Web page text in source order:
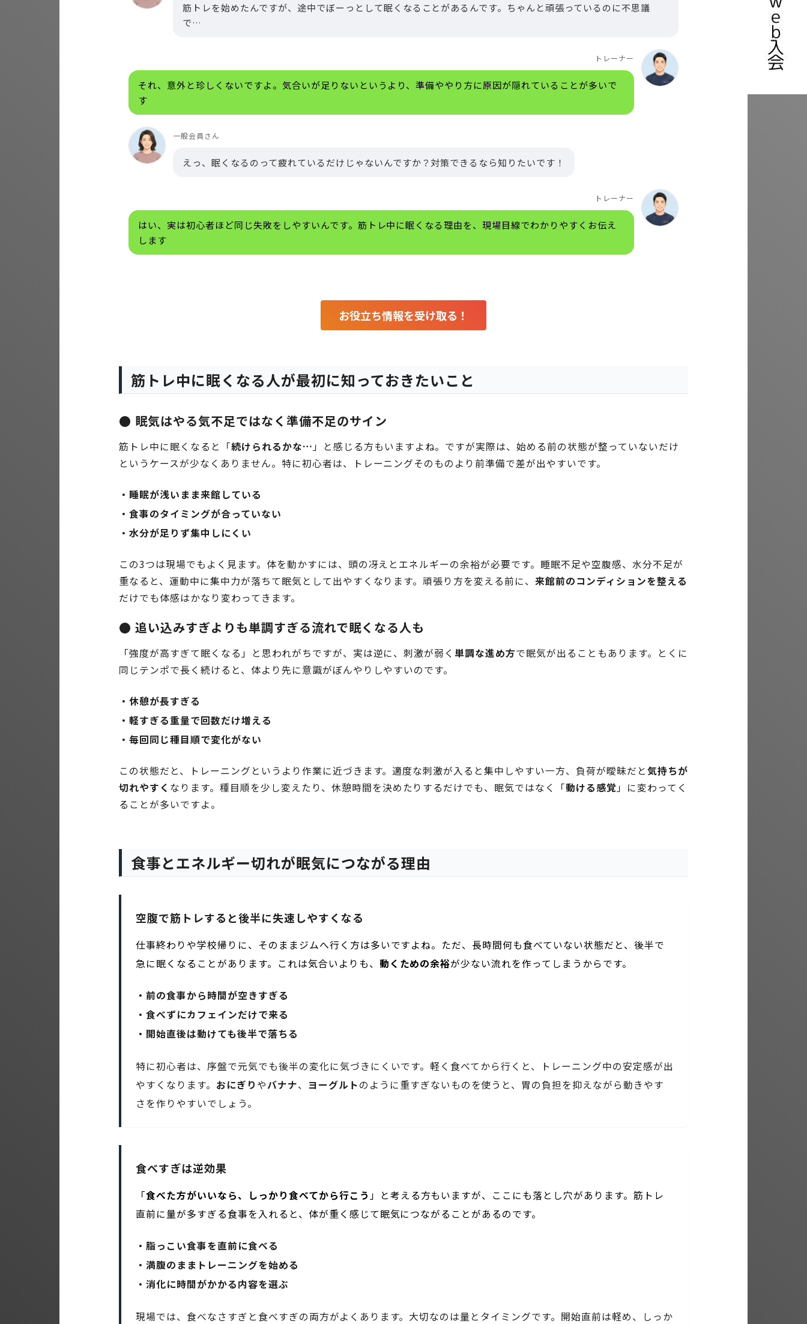
筋トレを始めたんですが、途中でぼーっとして眠くなることがあるんです。ちゃんと頑張っているのに不思議
で…
トレーナー
それ、意外と珍しくないですよ。気合いが足りないというより、準備ややり方に原因が隠れていることが多いで
す
一般会員さん
えっ、眠くなるのって疲れているだけじゃないんですか？対策できるなら知りたいです！
トレーナー
はい、実は初心者ほど同じ失敗をしやすいんです。筋トレ中に眠くなる理由を、現場目線でわかりやすくお伝え
します
お役立ち情報を受け取る！
筋トレ中に眠くなる人が最初に知っておきたいこと
● 眠気はやる気不足ではなく準備不足のサイン
筋トレ中に眠くなると「続けられるかな… 」と感じる方もいますよね。ですが実際は、始める前の状態が整っていないだけ
というケースが少なくありません。特に初心者は、トレーニングそのものより前準備で差が出やすいです。
・睡眠が浅いまま来館している
・食事のタイミングが合っていない
・水分が足りず集中しにくい
この3つは現場でもよく見ます。体を動かすには、頭の冴えとエネルギーの余裕が必要です。睡眠不足や空腹感、水分不足が
重なると、運動中に集中力が落ちて眠気として出やすくなります。頑張り方を変える前に、来館前のコンディションを整える
だけでも体感はかなり変わってきます。
● 追い込みすぎよりも単調すぎる流れで眠くなる人も
「強度が高すぎて眠くなる」と思われがちですが、実は逆に、刺激が弱く単調な進め方で眠気が出ることもあります。とくに
同じテンポで長く続けると、体より先に意識がぼんやりしやすいのです。
・休憩が長すぎる
・軽すぎる重量で回数だけ増える
・毎回同じ種目順で変化がない
この状態だと、トレーニングというより作業に近づきます。適度な刺激が入ると集中しやすい一方、負荷が曖昧だと気持ちが
切れやすく なります。種目順を少し変えたり、休憩時間を決めたりするだけでも、眠気ではなく「動ける感覚 」に変わってく
ることが多いですよ。
食事とエネルギー切れが眠気につながる理由
空腹で筋トレすると後半に失速しやすくなる
仕事終わりや学校帰りに、そのままジムへ行く方は多いですよね。ただ、長時間何も食べていない状態だと、後半で
急に眠くなることがあります。これは気合いよりも、 動くための余裕が少ない流れを作ってしまうからです。
・前の食事から時間が空きすぎる
・食べずにカフェインだけで来る
・開始直後は動けても後半で落ちる
特に初心者は、序盤で元気でも後半の変化に気づきにくいです。軽く食べてから行くと、トレーニング中の安定感が出
やすくなります。 おにぎり やバナナ、 ヨーグルトのように重すぎないものを使うと、胃の負担を抑えながら動きやす
さを作りやすいでしょう。
食べすぎは逆効果
「食べた方がいいなら、しっかり食べてから行こう 」と考える方もいますが、ここにも落とし穴があります。筋トレ
直前に量が多すぎる食事を入れると、体が重く感じて眠気につながることがあるのです。
・脂っこい食事を直前に食べる
・満腹のままトレーニングを始める
・消化に時間がかかる内容を選ぶ
現場では、食べなさすぎと食べすぎの両方がよくあります。大切なのは量とタイミングです。開始直前は軽め、しっか